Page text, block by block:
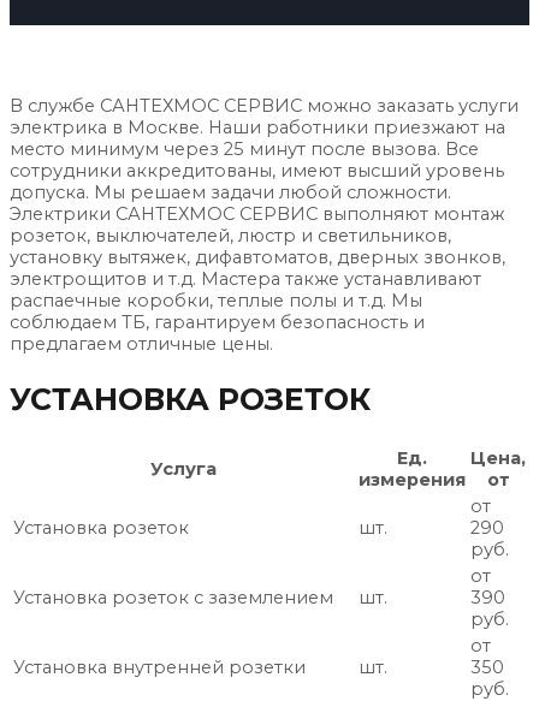
В службе САНТЕХМОС СЕРВИС можно заказать услуги
электрика в Москве. Наши работники приезжают на
место минимум через 25 минут после вызова. Все
сотрудники аккредитованы, имеют высший уровень
допуска. Мы решаем задачи любой сложности.
Электрики САНТЕХМОС СЕРВИС выполняют монтаж
розеток, выключателей, люстр и светильников,
установку вытяжек, дифавтоматов, дверных звонков,
электрощитов и т.д. Мастера также устанавливают
распаечные коробки, теплые полы и т.д. Мы
соблюдаем ТБ, гарантируем безопасность и
предлагаем отличные цены.
УСТАНОВКА РОЗЕТОК
Услуга
Ед.
измерения
Цена,
от
Установка розеток шт.
от
290
руб.
Установка розеток с заземлением шт.
от
390
руб.
Установка внутренней розетки шт.
от
350
руб.